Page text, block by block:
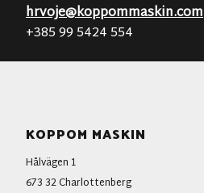
hrvoje@koppommaskin.com
+385 99 5424 554
KOPPOM MASKIN
Hålvägen 1
673 32 Charlottenberg